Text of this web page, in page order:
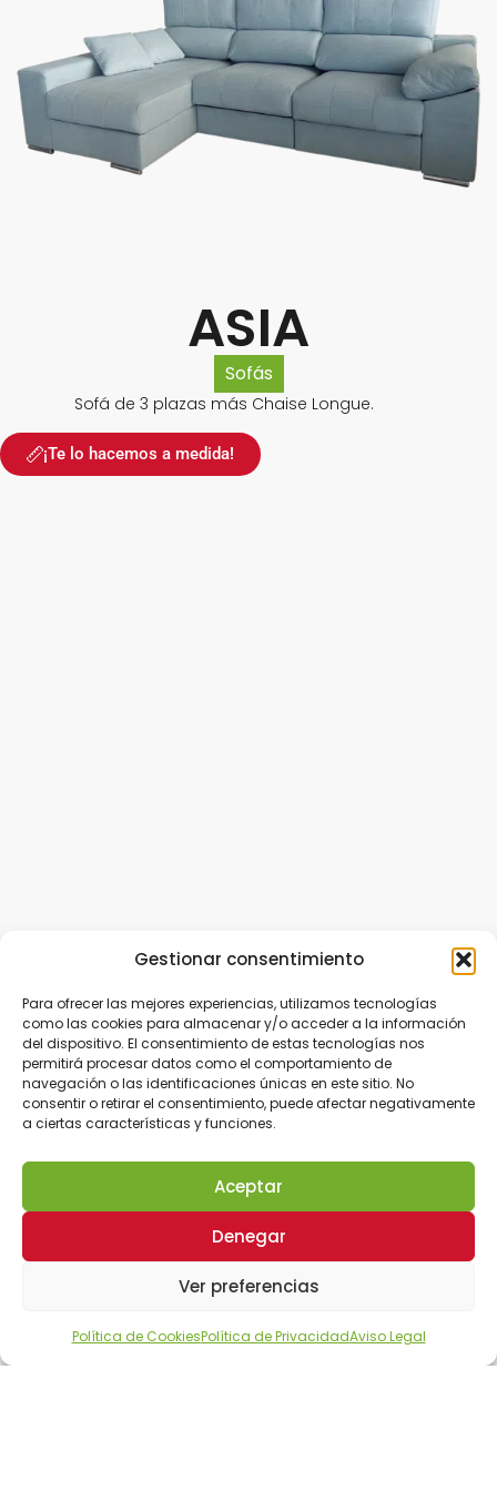
Gestionar consentimiento
Para ofrecer las mejores experiencias, utilizamos tecnologías
como las cookies para almacenar y/o acceder a la información
del dispositivo. El consentimiento de estas tecnologías nos
permitirá procesar datos como el comportamiento de
navegación o las identificaciones únicas en este sitio. No
consentir o retirar el consentimiento, puede afectar negativamente
a ciertas características y funciones.
Aceptar
Denegar
Ver preferencias
Política de CookiesPolítica de PrivacidadAviso Legal
ASIA
Sofás
Sofá de 3 plazas más Chaise Longue.
¡Te lo hacemos a medida!